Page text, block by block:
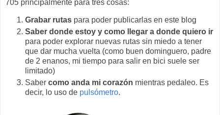
705 principalmente para tres cosas:
Grabar rutas para poder publicarlas en este blog
Saber donde estoy y como llegar a donde quiero ir
para poder explorar nuevas rutas sin miedo a tener
que dar mucha vuelta (como buen dominguero, padre
de 2 enanos, mi tiempo para salir en bici suele ser
limitado)
Saber como anda mi corazón mientras pedaleo. Es
decir, lo uso de pulsómetro.